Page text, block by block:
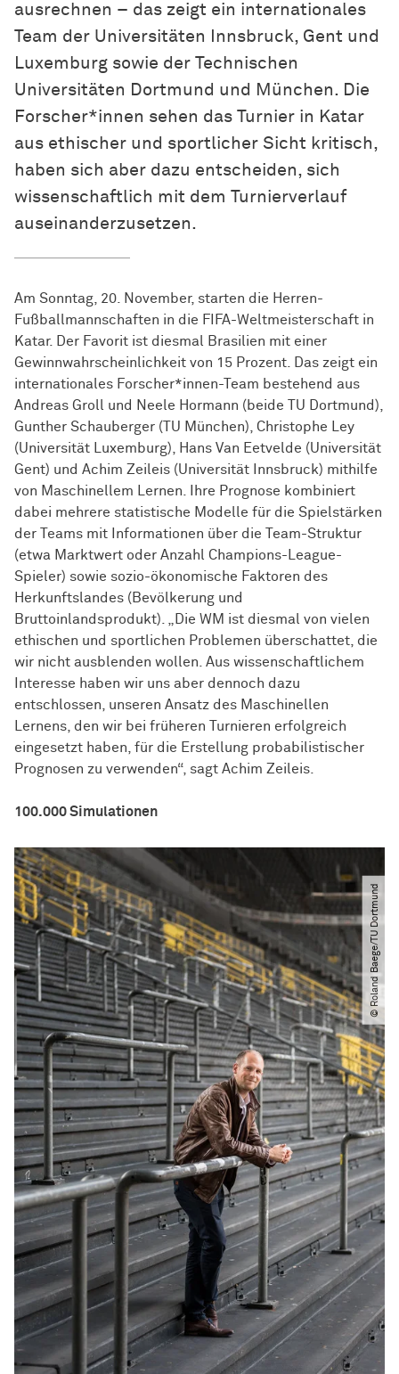
ausrechnen – das zeigt ein internationales
Team der Universitäten Innsbruck, Gent und
Luxemburg sowie der Technischen
Universitäten Dortmund und München. Die
Forscher*innen sehen das Turnier in Katar
aus ethischer und sportlicher Sicht kritisch,
haben sich aber dazu entscheiden, sich
wissenschaftlich mit dem Turnierverlauf
auseinanderzusetzen.
Am Sonntag, 20. November, starten die Herren-
Fußballmannschaften in die FIFA-Weltmeisterschaft in
Katar. Der Favorit ist diesmal Brasilien mit einer
Gewinnwahrscheinlichkeit von 15 Prozent. Das zeigt ein
internationales Forscher*innen-Team bestehend aus
Andreas Groll und Neele Hormann (beide TU Dortmund),
Gunther Schauberger (TU München), Christophe Ley
(Universität Luxemburg), Hans Van Eetvelde (Universität
Gent) und Achim Zeileis (Universität Innsbruck) mithilfe
von Maschinellem Lernen. Ihre Prognose kombiniert
dabei mehrere statistische Modelle für die Spielstärken
der Teams mit Informationen über die Team-Struktur
(etwa Marktwert oder Anzahl Champions-League-
Spieler) sowie sozio-ökonomische Faktoren des
Herkunftslandes (Bevölkerung und
Bruttoinlandsprodukt). „Die WM ist diesmal von vielen
ethischen und sportlichen Problemen überschattet, die
wir nicht ausblenden wollen. Aus wissenschaftlichem
Interesse haben wir uns aber dennoch dazu
entschlossen, unseren Ansatz des Maschinellen
Lernens, den wir bei früheren Turnieren erfolgreich
eingesetzt haben, für die Erstellung probabilistischer
Prognosen zu verwenden“, sagt Achim Zeileis.
100.000 Simulationen
© Roland Baege​/​TU Dortmund